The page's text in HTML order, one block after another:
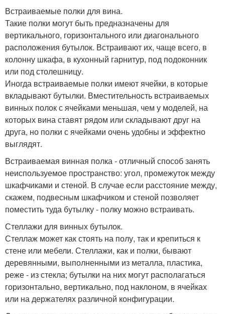
Встраиваемые полки для вина.
Такие полки могут быть предназначены для
вертикального, горизонтального или диагонального
расположения бутылок. Встраивают их, чаще всего, в
колонну шкафа, в кухонный гарнитур, под подоконник
или под столешницу.
Иногда встраиваемые полки имеют ячейки, в которые
вкладывают бутылки. Вместительность встраиваемых
винных полок с ячейками меньшая, чем у моделей, на
которых вина ставят рядом или складывают друг на
друга, но полки с ячейками очень удобны и эффектно
выглядят.
Встраиваемая винная полка - отличный способ занять
неиспользуемое пространство: угол, промежуток между
шкафчиками и стеной. В случае если расстояние между,
скажем, подвесным шкафчиком и стеной позволяет
поместить туда бутылку - полку можно встраивать.
Стеллажи для винных бутылок.
Стеллаж может как стоять на полу, так и крепиться к
стене или мебели. Стеллажи, как и полки, бывают
деревянными, выполненными из металла, пластика,
реже - из стекла; бутылки на них могут располагаться
горизонтально, вертикально, под наклоном, в ячейках
или на держателях различной конфигурации.